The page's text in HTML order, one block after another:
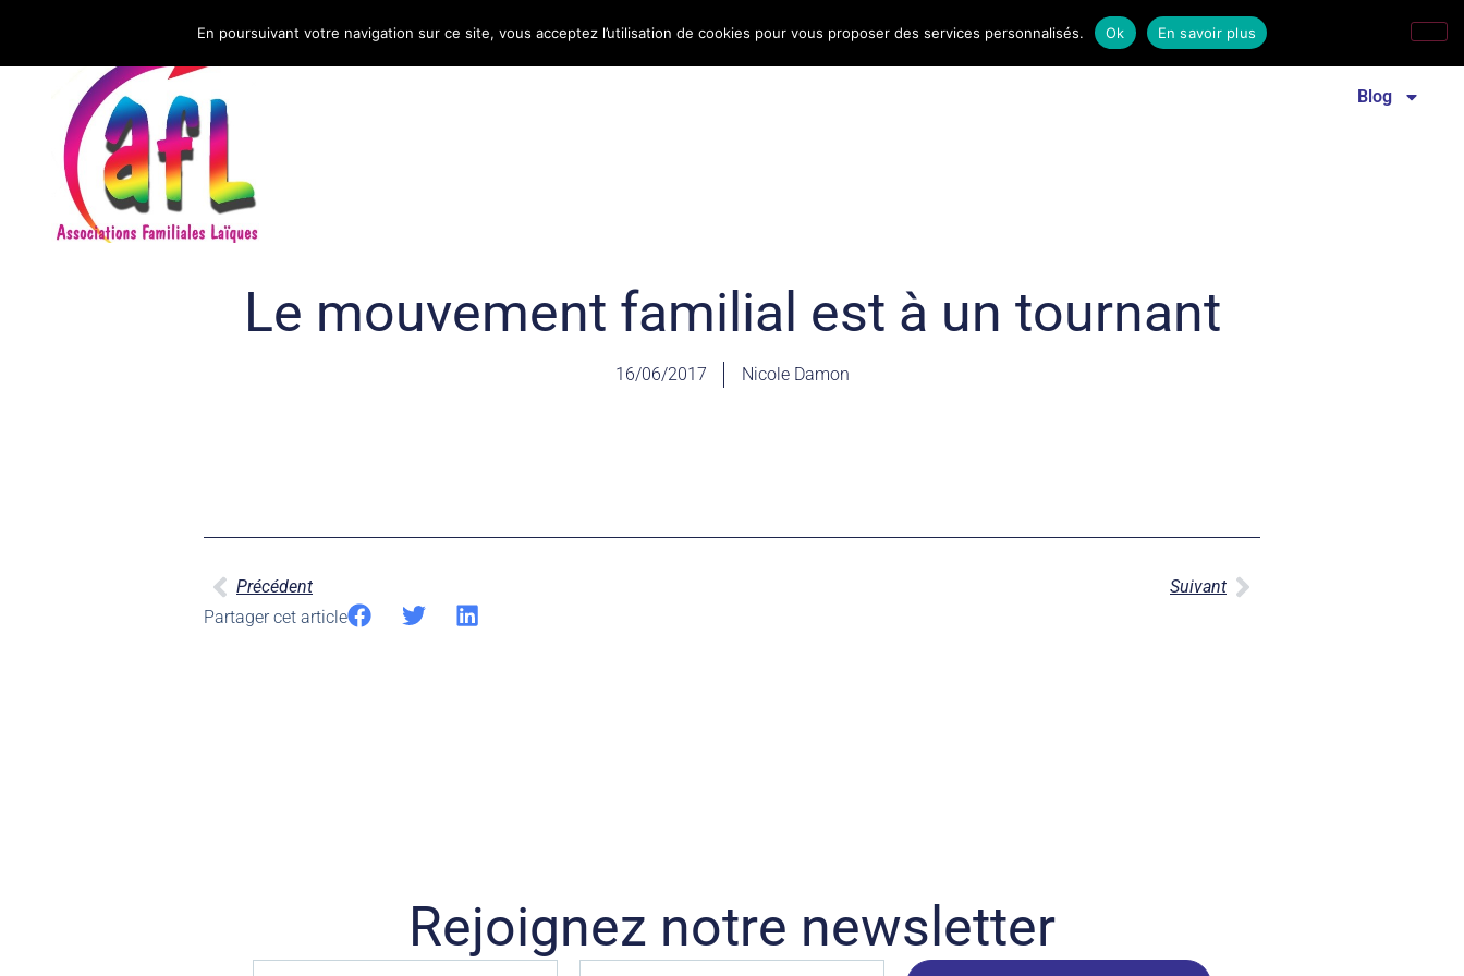
CNAFAL Bulletin d’information Infos conso Consomag Revue familles laïques Communiqué de presse
Blog
Le mouvement familial est à un tournant
16/06/2017 Nicole Damon
Précédent
Suivant
Partager cet article
Rejoignez notre newsletter
En poursuivant votre navigation sur ce site, vous acceptez l’utilisation de cookies pour vous proposer des services personnalisés. Ok En savoir plus